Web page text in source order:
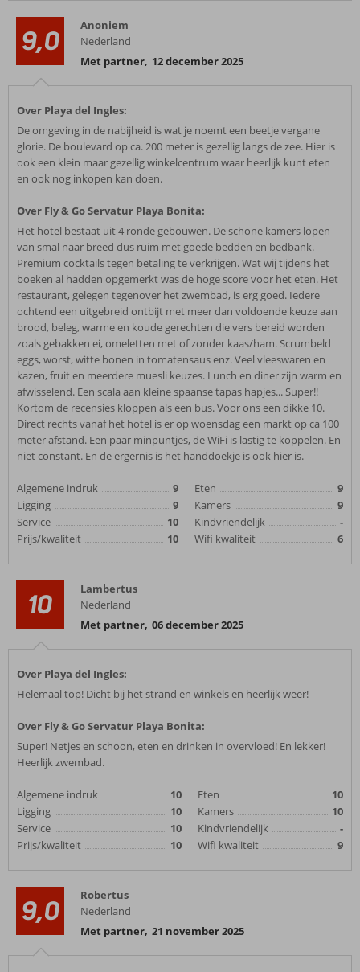
9,0
Anoniem
Nederland
Met partner, 12 december 2025
Over Playa del Ingles:
De omgeving in de nabijheid is wat je noemt een beetje vergane
glorie. De boulevard op ca. 200 meter is gezellig langs de zee. Hier is
ook een klein maar gezellig winkelcentrum waar heerlijk kunt eten
en ook nog inkopen kan doen.
Over Fly & Go Servatur Playa Bonita:
Het hotel bestaat uit 4 ronde gebouwen. De schone kamers lopen
van smal naar breed dus ruim met goede bedden en bedbank.
Premium cocktails tegen betaling te verkrijgen. Wat wij tijdens het
boeken al hadden opgemerkt was de hoge score voor het eten. Het
restaurant, gelegen tegenover het zwembad, is erg goed. Iedere
ochtend een uitgebreid ontbijt met meer dan voldoende keuze aan
brood, beleg, warme en koude gerechten die vers bereid worden
zoals gebakken ei, omeletten met of zonder kaas/ham. Scrumbeld
eggs, worst, witte bonen in tomatensaus enz. Veel vleeswaren en
kazen, fruit en meerdere muesli keuzes. Lunch en diner zijn warm en
afwisselend. Een scala aan kleine spaanse tapas hapjes... Super!!
Kortom de recensies kloppen als een bus. Voor ons een dikke 10.
Direct rechts vanaf het hotel is er op woensdag een markt op ca 100
meter afstand. Een paar minpuntjes, de WiFi is lastig te koppelen. En
niet constant. En de ergernis is het handdoekje is ook hier is.
Algemene indruk
9
Ligging
9
Service
10
Prijs/kwaliteit
10
Eten
9
Kamers
9
Kindvriendelijk
-
Wifi kwaliteit
6
10
Lambertus
Nederland
Met partner, 06 december 2025
Over Playa del Ingles:
Helemaal top! Dicht bij het strand en winkels en heerlijk weer!
Over Fly & Go Servatur Playa Bonita:
Super! Netjes en schoon, eten en drinken in overvloed! En lekker!
Heerlijk zwembad.
Algemene indruk
10
Ligging
10
Service
10
Prijs/kwaliteit
10
Eten
10
Kamers
10
Kindvriendelijk
-
Wifi kwaliteit
9
9,0
Robertus
Nederland
Met partner, 21 november 2025